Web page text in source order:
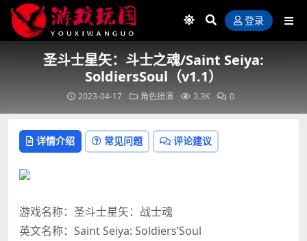
登录
圣斗士星矢：斗士之魂/Saint Seiya:
SoldiersSoul（v1.1）
2023-04-17 角色扮演 3.3K 0
详情介绍 常见问题 评论建议
游戏名称：圣斗士星矢：战士魂
英文名称：Saint Seiya: Soldiers’Soul